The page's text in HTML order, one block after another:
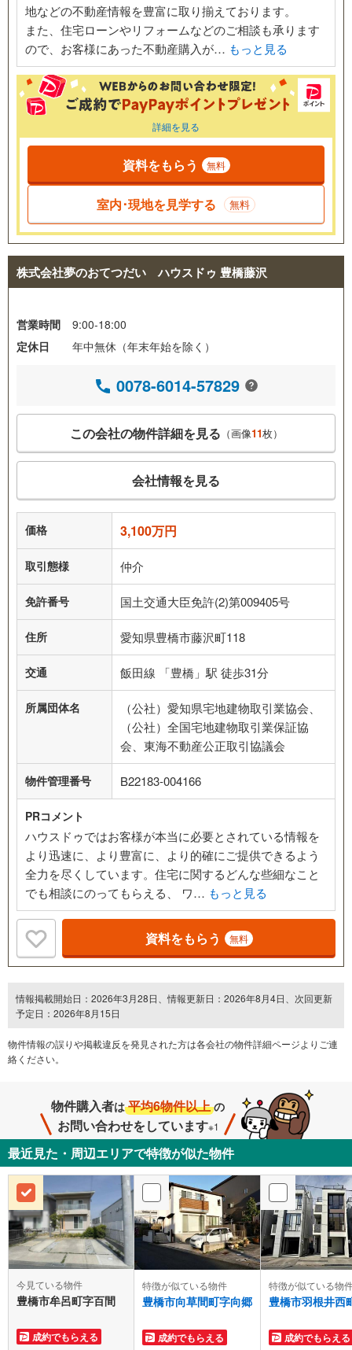
地などの不動産情報を豊富に取り揃えております。
また、住宅ローンやリフォームなどのご相談も承ります
ので、お客様にあった不動産購入が… もっと見る
詳細を見る
資料をもらう 無料
室内･現地を見学する 無料
株式会社夢のおてつだい ハウスドゥ 豊橋藤沢
営業時間
9:00-18:00
定休日
年中無休（年末年始を除く）
0078-6014-57829
この会社の物件詳細を見る （画像11枚）
会社情報を見る
価格 3,100万円
取引態様 仲介
免許番号 国土交通大臣免許(2)第009405号
住所 愛知県豊橋市藤沢町118
交通 飯田線 「豊橋」駅 徒歩31分
所属団体名
（公社）愛知県宅地建物取引業協会、
（公社）全国宅地建物取引業保証協
会、東海不動産公正取引協議会
物件管理番号 B22183-004166
PRコメント
ハウスドゥではお客様が本当に必要とされている情報を
より迅速に、より豊富に、より的確にご提供できるよう
全力を尽くしています。住宅に関するどんな些細なこと
でも相談にのってもらえる、 ワ… もっと見る
資料をもらう 無料
情報掲載開始日：2026年3月28日、情報更新日：2026年8月4日、次回更新
予定日：2026年8月15日
物件情報の誤りや掲載違反を発⾒された方は各会社の物件詳細ページよりご連
絡ください。
物件購入者は 平均6物件以上 の
お問い合わせをしています※1
最近見た・周辺エリアで特徴が似た物件
今見ている物件
豊橋市牟呂町字百間
成約でもらえる
特徴が似ている物件
豊橋市向草間町字向郷
成約でもらえる
特徴が似ている物
豊橋市羽根井西
成約でもらえる